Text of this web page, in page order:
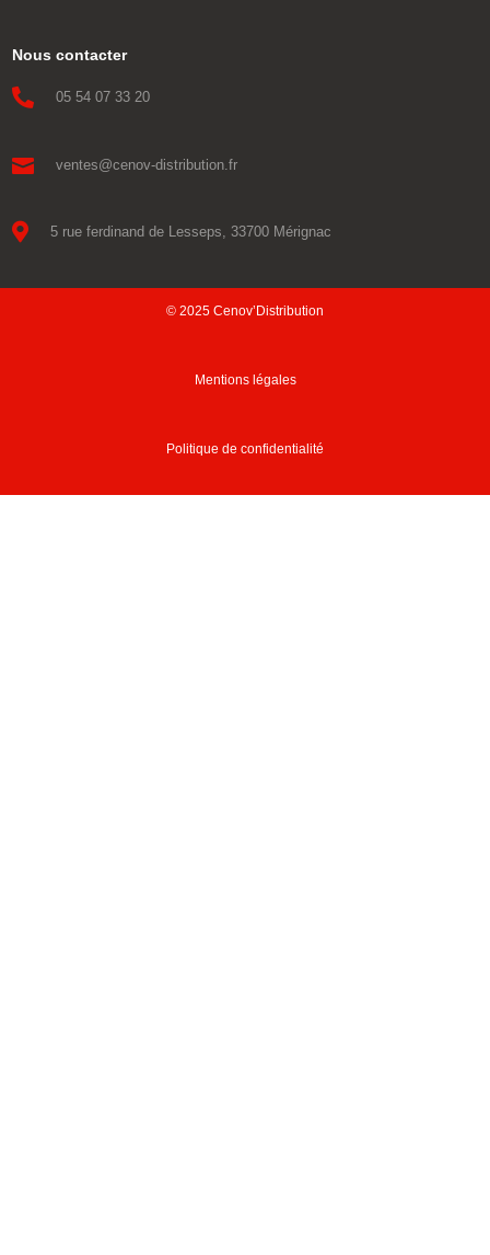
Nous contacter
 05 54 07 33 20
 ventes@cenov-distribution.fr
 5 rue ferdinand de Lesseps, 33700 Mérignac
© 2025 Cenov’Distribution
Mentions légales
Politique de confidentialité